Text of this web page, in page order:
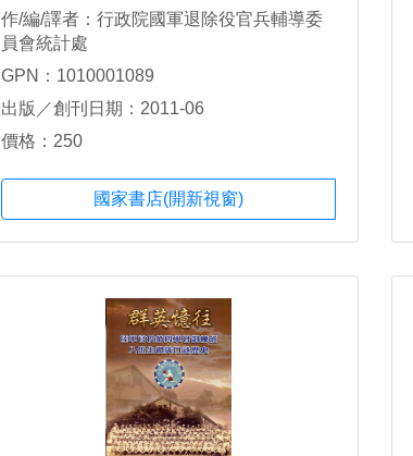
作/編/譯者：行政院國軍退除役官兵輔導委
員會統計處
GPN：1010001089
出版／創刊日期：2011-06
價格：250
國家書店(開新視窗)